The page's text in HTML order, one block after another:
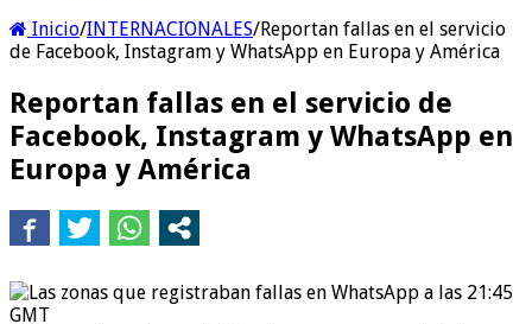
Inicio/INTERNACIONALES/Reportan fallas en el servicio
de Facebook, Instagram y WhatsApp en Europa y América
Reportan fallas en el servicio de
Facebook, Instagram y WhatsApp en
Europa y América